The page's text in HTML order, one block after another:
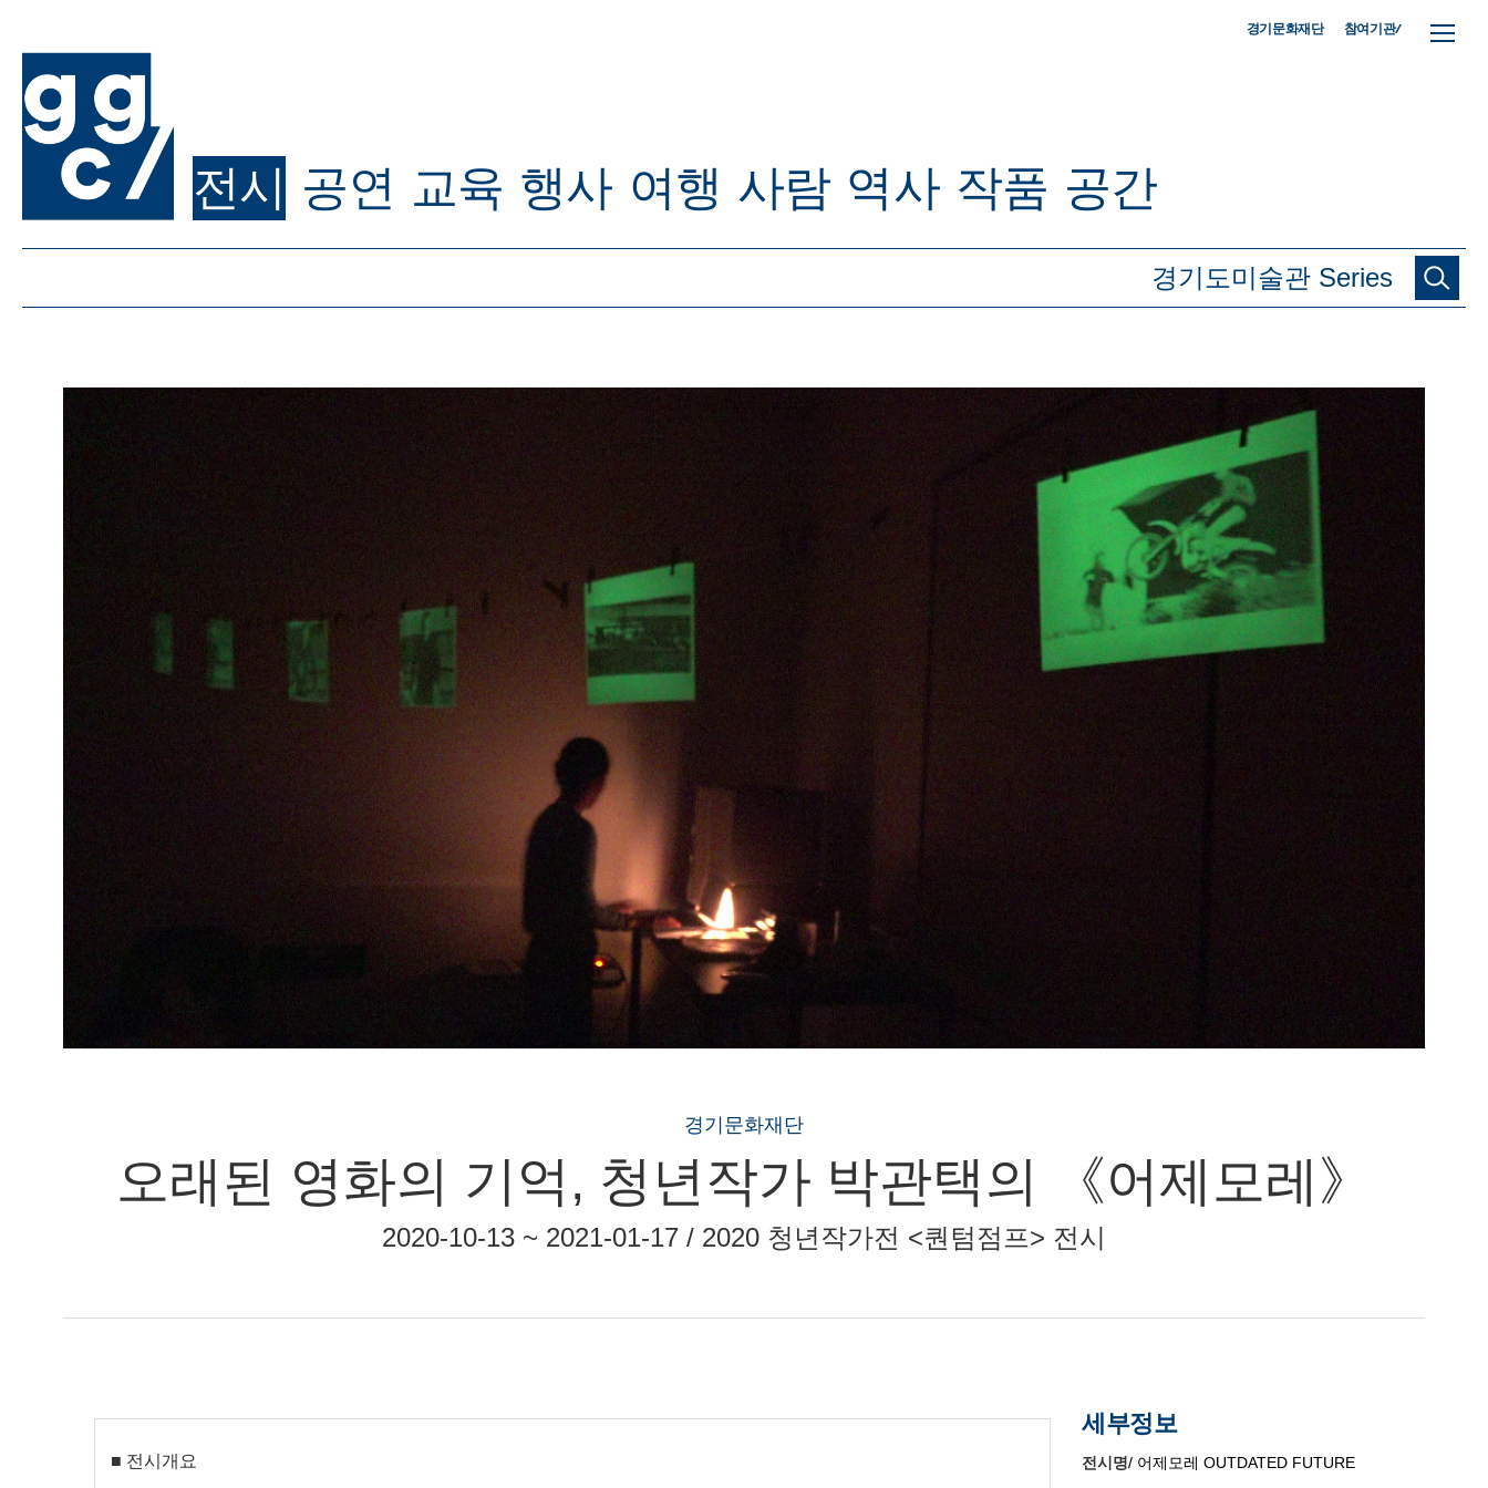
경기문화재단 참여기관/
전시 공연 교육 행사 여행 사람 역사 작품 공간
경기문화재단
오래된 영화의 기억, 청년작가 박관택의 《어제모레》
2020-10-13 ~ 2021-01-17 / 2020 청년작가전 <퀀텀점프> 전시
■ 전시개요
세부정보
전시명/ 어제모레 OUTDATED FUTURE